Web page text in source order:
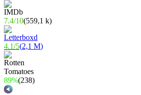
7.4/10(559,1 k)
4.1/5(2,1 M)
89%(238)